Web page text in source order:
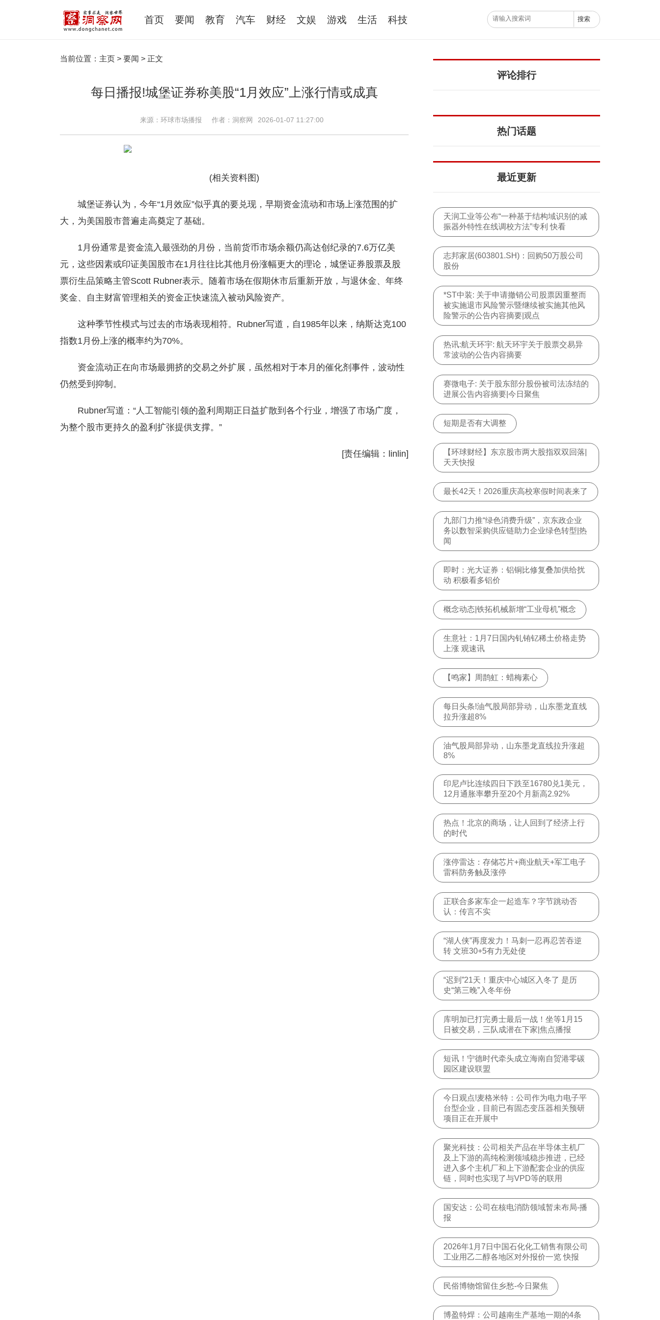
首页 要闻 教育 汽车 财经 文娱 游戏 生活 科技
当前位置： 主页 > 要闻 > 正文
每日播报!城堡证券称美股“1月效应”上涨行情或成真
来源：环球市场播报 作者：洞察网 2026-01-07 11:27:00
(相关资料图)
城堡证券认为，今年“1月效应”似乎真的要兑现，早期资金流动和市场上涨范围的扩
大，为美国股市普遍走高奠定了基础。
1月份通常是资金流入最强劲的月份，当前货币市场余额仍高达创纪录的7.6万亿美
元，这些因素或印证美国股市在1月往往比其他月份涨幅更大的理论，城堡证券股票及股
票衍生品策略主管Scott Rubner表示。随着市场在假期休市后重新开放，与退休金、年终
奖金、自主财富管理相关的资金正快速流入被动风险资产。
这种季节性模式与过去的市场表现相符。Rubner写道，自1985年以来，纳斯达克100
指数1月份上涨的概率约为70%。
资金流动正在向市场最拥挤的交易之外扩展，虽然相对于本月的催化剂事件，波动性
仍然受到抑制。
Rubner写道：“人工智能引领的盈利周期正日益扩散到各个行业，增强了市场广度，
为整个股市更持久的盈利扩张提供支撑。”
[责任编辑：linlin]
评论排行
热门话题
最近更新
天润工业等公布“一种基于结构域识别的减
振器外特性在线调校方法”专利 快看
志邦家居(603801.SH)：回购50万股公司
股份
*ST中装: 关于申请撤销公司股票因重整而
被实施退市风险警示暨继续被实施其他风
险警示的公告内容摘要|观点
热讯:航天环宇: 航天环宇关于股票交易异
常波动的公告内容摘要
赛微电子: 关于股东部分股份被司法冻结的
进展公告内容摘要|今日聚焦
短期是否有大调整
【环球财经】东京股市两大股指双双回落|
天天快报
最长42天！2026重庆高校寒假时间表来了
九部门力推“绿色消费升级”，京东政企业
务以数智采购供应链助力企业绿色转型|热
闻
即时：光大证券：铝铜比修复叠加供给扰
动 积极看多铝价
概念动态|铁拓机械新增“工业母机”概念
生意社：1月7日国内钆铕钇稀土价格走势
上涨 观速讯
【鸣家】周鹊虹：蜡梅素心
每日头条!油气股局部异动，山东墨龙直线
拉升涨超8%
油气股局部异动，山东墨龙直线拉升涨超
8%
印尼卢比连续四日下跌至16780兑1美元，
12月通胀率攀升至20个月新高2.92%
热点！北京的商场，让人回到了经济上行
的时代
涨停雷达：存储芯片+商业航天+军工电子
雷科防务触及涨停
正联合多家车企一起造车？字节跳动否
认：传言不实
“湖人侠”再度发力！马刺一忍再忍苦吞逆
转 文班30+5有力无处使
“迟到”21天！重庆中心城区入冬了 是历
史“第三晚”入冬年份
库明加已打完勇士最后一战！坐等1月15
日被交易，三队成潜在下家|焦点播报
短讯！宁德时代牵头成立海南自贸港零碳
园区建设联盟
今日观点!麦格米特：公司作为电力电子平
台型企业，目前已有固态变压器相关预研
项目正在开展中
聚光科技：公司相关产品在半导体主机厂
及上下游的高纯检测领域稳步推进，已经
进入多个主机厂和上下游配套企业的供应
链，同时也实现了与VPD等的联用
国安达：公司在核电消防领域暂未布局-播
报
2026年1月7日中国石化化工销售有限公司
工业用乙二醇各地区对外报价一览 快报
民俗博物馆留住乡愁-今日聚焦
博盈特焊：公司越南生产基地一期的4条